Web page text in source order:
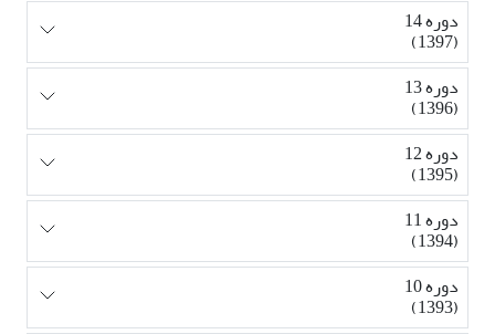
دوره 14
(1397)
دوره 13
(1396)
دوره 12
(1395)
دوره 11
(1394)
دوره 10
(1393)